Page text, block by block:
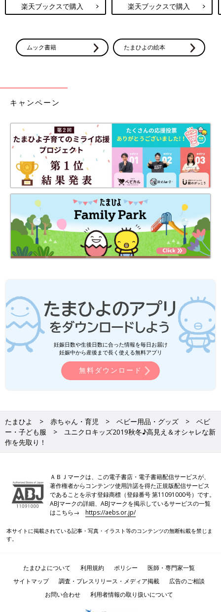
楽天ブックスで購入 楽天ブックスで購入
ムック書籍 たまひよの絵本
キャンペーン
妊娠日数や生後日数に合った情報を毎日お届け
妊娠中から産後まで長く使える無料アプリ
無料ダウンロード
たまひよ 赤ちゃん・育児 ベビー用品・グッズ
ベビ
ー・子ども服
ユニクロキッズ2019秋冬♪高見え＆オシャレな新
作を先取り！
ＡＢＪマークは、この電子書店・電子書籍配信サービスが、
著作権者からコンテンツ使用許諾を得た正規版配信サービス
であることを示す登録商標（登録番号 第11091000号）です。
ABJマークの詳細、ABJマークを掲示しているサービスの一覧
はこちら→https://aebs.or.jp/
本サイトに掲載されている記事・写真・イラスト等のコンテンツの無断転載を禁じま
す。
たまひよについて 利用規約 ポリシー
医師・専門家一覧
サイトマップ
調査・プレスリリース・メディア掲載
広告のご相談
お問い合わせ
利用者情報の取り扱いについて